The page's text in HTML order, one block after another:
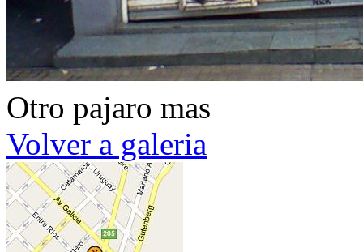
Otro pajaro mas
Volver a galeria